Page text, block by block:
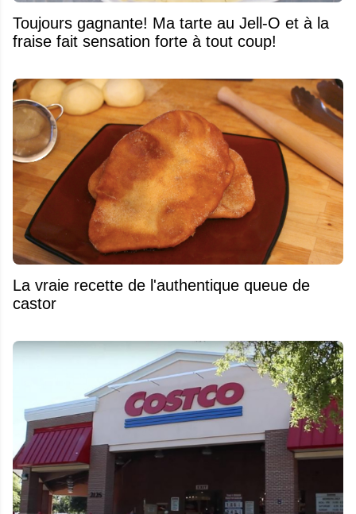
Toujours gagnante! Ma tarte au Jell-O et à la
fraise fait sensation forte à tout coup!
La vraie recette de l'authentique queue de
castor